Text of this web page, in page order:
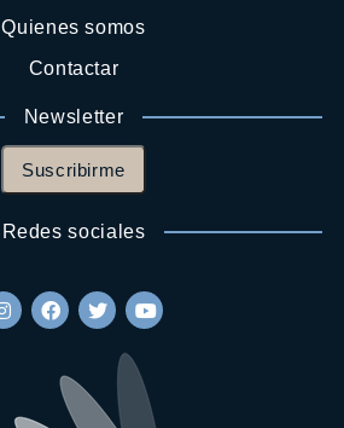
Quienes somos
Contactar
Newsletter
Suscribirme
Redes sociales